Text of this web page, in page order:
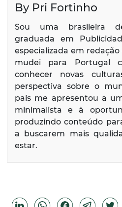
By Pri Fortinho
Sou uma brasileira
graduada em
especializada em
mudei para Portugal
conhecer novas
perspectiva sobre o
país me apresentou a
minimalista e à
produzindo conteúdo
a buscarem mais
estar.